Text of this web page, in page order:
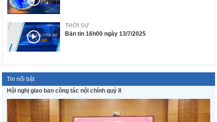
THỜI SỰ
Bản tin 16h00 ngày 13/7/2025
Tin nổi bật
Hội nghị giao ban công tác nội chính quý II